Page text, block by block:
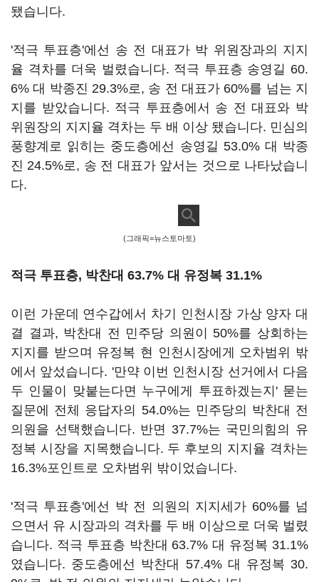
됐습니다.
'적극 투표층'에선 송 전 대표가 박 위원장과의 지지
율 격차를 더욱 벌렸습니다. 적극 투표층 송영길 60.
6% 대 박종진 29.3%로, 송 전 대표가 60%를 넘는 지
지를 받았습니다. 적극 투표층에서 송 전 대표와 박
위원장의 지지율 격차는 두 배 이상 됐습니다. 민심의
풍향계로 읽히는 중도층에선 송영길 53.0% 대 박종
진 24.5%로, 송 전 대표가 앞서는 것으로 나타났습니
다.
(그래픽=뉴스토마토)
적극 투표층, 박찬대 63.7% 대 유정복 31.1%
이런 가운데 연수갑에서 차기 인천시장 가상 양자 대
결 결과, 박찬대 전 민주당 의원이 50%를 상회하는
지지를 받으며 유정복 현 인천시장에게 오차범위 밖
에서 앞섰습니다. '만약 이번 인천시장 선거에서 다음
두 인물이 맞붙는다면 누구에게 투표하겠는지' 묻는
질문에 전체 응답자의 54.0%는 민주당의 박찬대 전
의원을 선택했습니다. 반면 37.7%는 국민의힘의 유
정복 시장을 지목했습니다. 두 후보의 지지율 격차는
16.3%포인트로 오차범위 밖이었습니다.
'적극 투표층'에선 박 전 의원의 지지세가 60%를 넘
으면서 유 시장과의 격차를 두 배 이상으로 더욱 벌렸
습니다. 적극 투표층 박찬대 63.7% 대 유정복 31.1%
였습니다. 중도층에선 박찬대 57.4% 대 유정복 30.